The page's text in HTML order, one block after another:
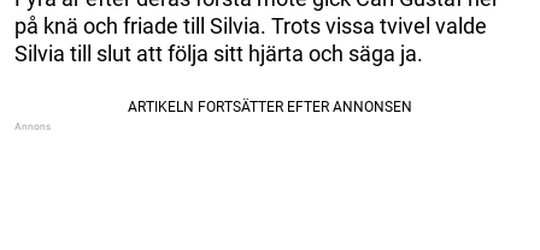
på knä och friade till Silvia. Trots vissa tvivel valde
Silvia till slut att följa sitt hjärta och säga ja.